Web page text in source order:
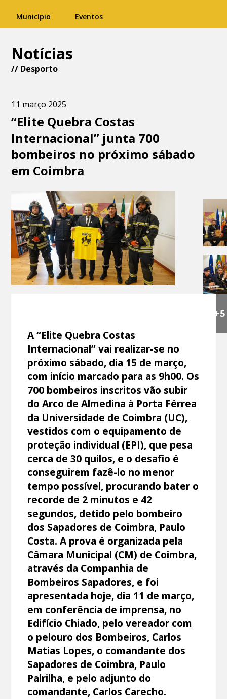
Município Eventos
Notícias
// Desporto
11 março 2025
“Elite Quebra Costas
Internacional” junta 700
bombeiros no próximo sábado
em Coimbra
+5
A “Elite Quebra Costas
Internacional” vai realizar-se no
próximo sábado, dia 15 de março,
com início marcado para as 9h00. Os
700 bombeiros inscritos vão subir
do Arco de Almedina à Porta Férrea
da Universidade de Coimbra (UC),
vestidos com o equipamento de
proteção individual (EPI), que pesa
cerca de 30 quilos, e o desafio é
conseguirem fazê-lo no menor
tempo possível, procurando bater o
recorde de 2 minutos e 42
segundos, detido pelo bombeiro
dos Sapadores de Coimbra, Paulo
Costa. A prova é organizada pela
Câmara Municipal (CM) de Coimbra,
através da Companhia de
Bombeiros Sapadores, e foi
apresentada hoje, dia 11 de março,
em conferência de imprensa, no
Edifício Chiado, pelo vereador com
o pelouro dos Bombeiros, Carlos
Matias Lopes, o comandante dos
Sapadores de Coimbra, Paulo
Palrilha, e pelo adjunto do
comandante, Carlos Carecho.